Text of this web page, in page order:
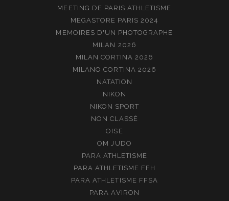
MEETING DE PARIS ATHLETISME
MEGASTORE PARIS 2024
MEMOIRES D'UN PHOTOGRAPHE
MILAN 2026
MILAN CORTINA 2026
MILANO CORTINA 2026
NATATION
NIKON
NIKON SPORT
NON CLASSÉ
OISE
OM JUDO
PARA ATHLETISME
PARA ATHLETISME FFH
PARA ATHLETISME FFSA
PARA AVIRON